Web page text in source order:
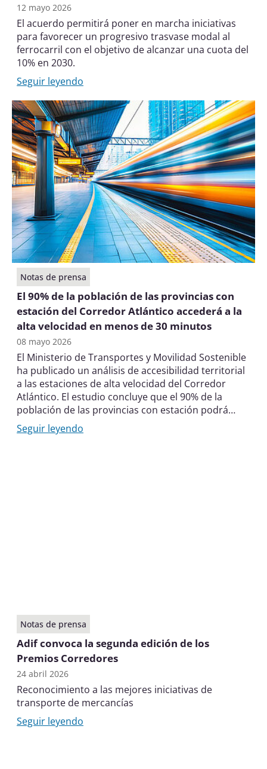
12 mayo 2026
El acuerdo permitirá poner en marcha iniciativas
para favorecer un progresivo trasvase modal al
ferrocarril con el objetivo de alcanzar una cuota del
10% en 2030.
Seguir leyendo
Notas de prensa
El 90% de la población de las provincias con
estación del Corredor Atlántico accederá a la
alta velocidad en menos de 30 minutos
08 mayo 2026
El Ministerio de Transportes y Movilidad Sostenible
ha publicado un análisis de accesibilidad territorial
a las estaciones de alta velocidad del Corredor
Atlántico. El estudio concluye que el 90% de la
población de las provincias con estación podrá
acceder a la alta velocidad en menos de 30
minutos.
Seguir leyendo
Notas de prensa
Adif convoca la segunda edición de los
Premios Corredores
24 abril 2026
Reconocimiento a las mejores iniciativas de
transporte de mercancías
Seguir leyendo